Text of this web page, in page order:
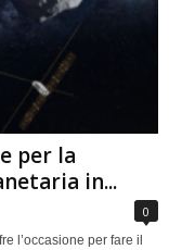
per la
in...
0
l’occasione per fare il